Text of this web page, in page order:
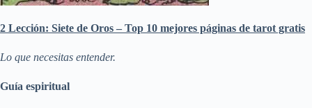
2 Lección: Siete de Oros – Top 10 mejores páginas de tarot gratis
Lo que necesitas entender.
Guía espiritual